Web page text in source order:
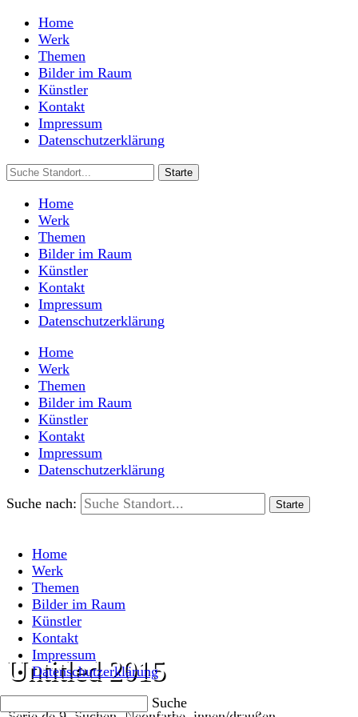
Home
Werk
Themen
Bilder im Raum
Künstler
Kontakt
Impressum
Datenschutzerklärung
Home
Werk
Themen
Bilder im Raum
Künstler
Kontakt
Impressum
Datenschutzerklärung
Home
Werk
Themen
Bilder im Raum
Künstler
Kontakt
Impressum
Datenschutzerklärung
Suche nach:
Home
Werk
Themen
Bilder im Raum
Künstler
Kontakt
Impressum
Datenschutzerklärung
Suche
Untitled 2015